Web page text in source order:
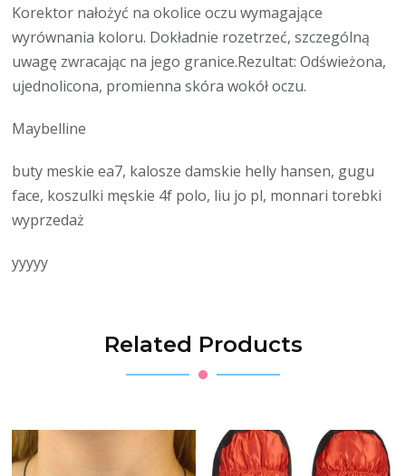
Korektor nałożyć na okolice oczu wymagające
wyrównania koloru. Dokładnie rozetrzeć, szczególną
uwagę zwracając na jego granice.Rezultat: Odświeżona,
ujednolicona, promienna skóra wokół oczu.
Maybelline
buty meskie ea7, kalosze damskie helly hansen, gugu
face, koszulki męskie 4f polo, liu jo pl, monnari torebki
wyprzedaż
yyyyy
Related Products